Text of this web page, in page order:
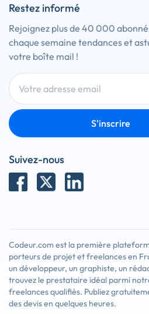
Restez informé
Rejoignez plus de 40 000
chaque semaine tendances et
votre boîte mail !
S'inscrire
Suivez-nous
Codeur.com est la première
porteurs de projet et freelances en
un développeur, un graphiste, un
trouvez le prestataire idéal parmi
freelances qualifiés. Publiez
des devis en quelques heures.